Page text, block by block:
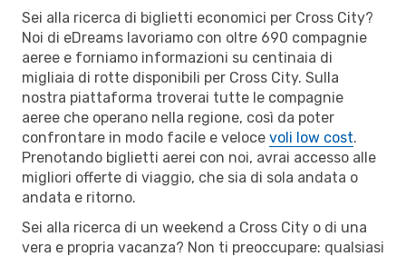
Sei alla ricerca di biglietti economici per Cross City?
Noi di eDreams lavoriamo con oltre 690 compagnie
aeree e forniamo informazioni su centinaia di
migliaia di rotte disponibili per Cross City. Sulla
nostra piattaforma troverai tutte le compagnie
aeree che operano nella regione, così da poter
confrontare in modo facile e veloce voli low cost.
Prenotando biglietti aerei con noi, avrai accesso alle
migliori offerte di viaggio, che sia di sola andata o
andata e ritorno.
Sei alla ricerca di un weekend a Cross City o di una
vera e propria vacanza? Non ti preoccupare: qualsiasi